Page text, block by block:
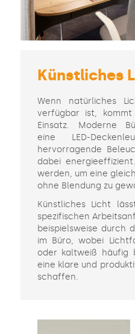
Künstliches
Wenn natürliches
verfügbar ist, kommt
Einsatz. Moderne
eine LED-
hervorragende
dabei
werden, um eine
ohne Blendung zu
Künstliches Licht
spezifischen
beispielsweise durch
im Büro, wobei
oder kaltweiß häufig
eine klare und
schaffen.